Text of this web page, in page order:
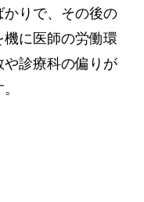
かりで、その後の
に医師の労働環
診療科の偏りが